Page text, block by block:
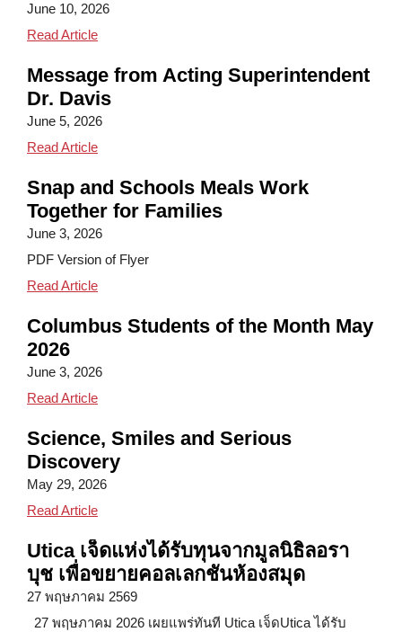
June 10, 2026
Read ArticleK-Kids in Action at Columbus Elementary
Message from Acting Superintendent
Dr. Davis
June 5, 2026
Read ArticleMessage from Acting Superintendent Dr. Davis
Snap and Schools Meals Work
Together for Families
June 3, 2026
PDF Version of Flyer
Read ArticleSnap and Schools Meals Work Together for
Columbus Students of the Month May
2026
June 3, 2026
Read ArticleColumbus Students of the Month May 2026
Science, Smiles and Serious
Discovery
May 29, 2026
Read ArticleScience, Smiles and Serious Discovery
Utica เจ็ดแห่งได้รับทุนจากมูลนิธิลอรา
บุช เพื่อขยายคอลเลกชันห้องสมุด
27 พฤษภาคม 2569
27 พฤษภาคม 2026 เผยแพร่ทันที Utica เจ็ดUtica ได้รับ